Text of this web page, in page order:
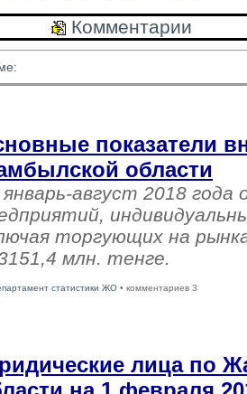
Комментарии
показатели
области
август 2018
торгующих на
млн. тенге.
статистики ЖО • комментариев 3
лица по